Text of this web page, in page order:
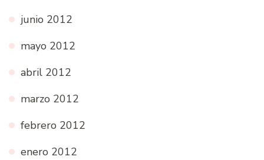
junio 2012
mayo 2012
abril 2012
marzo 2012
febrero 2012
enero 2012